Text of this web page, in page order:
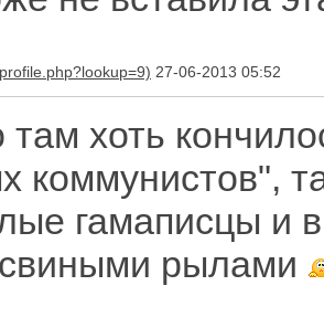
27-06-2013 05:52
хоть
коммунистов",
гамаписцы и
рылами